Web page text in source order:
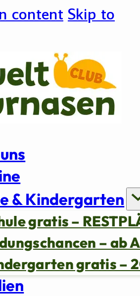
content Skip to
& Kindergarten
gratis –
– ab
gratis –